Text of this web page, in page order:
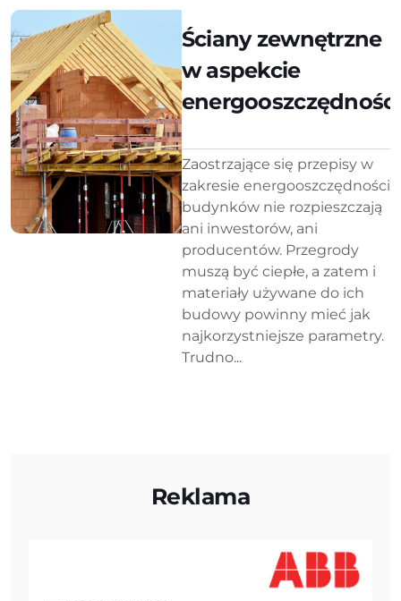
Ściany zewnętrzne
w aspekcie
energooszczędności
Zaostrzające się przepisy w
zakresie energooszczędności
budynków nie rozpieszczają
ani inwestorów, ani
producentów. Przegrody
muszą być ciepłe, a zatem i
materiały używane do ich
budowy powinny mieć jak
najkorzystniejsze parametry.
Trudno...
Reklama